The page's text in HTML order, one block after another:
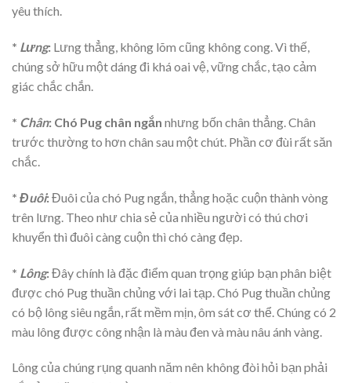
yêu thích.
* Lưng: Lưng thẳng, không lõm cũng không cong. Vì thế,
chúng sở hữu một dáng đi khá oai vệ, vững chắc, tạo cảm
giác chắc chắn.
* Chân: Chó Pug chân ngắn nhưng bốn chân thẳng. Chân
trước thường to hơn chân sau một chút. Phần cơ đùi rất săn
chắc.
* Đuôi:Đuôi của chó Pug ngắn, thẳng hoặc cuộn thành vòng
trên lưng. Theo như chia sẻ của nhiều người có thú chơi
khuyển thì đuôi càng cuộn thì chó càng đẹp.
* Lông:Đây chính là đặc điểm quan trọng giúp bạn phân biệt
được chó Pug thuần chủng với lai tạp. Chó Pug thuần chủng
có bộ lông siêu ngắn, rất mềm mịn, ôm sát cơ thể. Chúng có 2
màu lông được công nhận là màu đen và màu nâu ánh vàng.
Lông của chúng rụng quanh năm nên không đòi hỏi bạn phải